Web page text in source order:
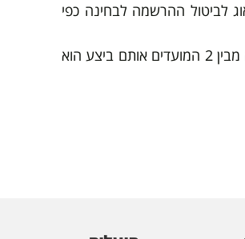
לביטול ההרשמה לבחינה כפי
במקרה בו תוצאות הערעור לא התקבלו עד לתאריך מועד ב' של הבחינה, יהיה על הסטודנט לגשת לבחינה אליה נרשם, והציון הגבוה מבין 2 המועדים אותם ביצע הוא